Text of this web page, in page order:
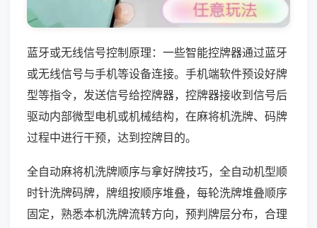
蓝牙或无线信号控制原理：一些智能控牌器通过蓝牙
或无线信号与手机等设备连接。手机端软件预设好牌
型等指令，发送信号给控牌器，控牌器接收到信号后
驱动内部微型电机或机械结构，在麻将机洗牌、码牌
过程中进行干预，达到控牌目的。
全自动麻将机洗牌顺序与拿好牌技巧，全自动机型顺
时针洗牌码牌，牌组按顺序堆叠，每轮洗牌堆叠顺序
固定，熟悉本机洗牌流转方向，预判牌层分布，合理